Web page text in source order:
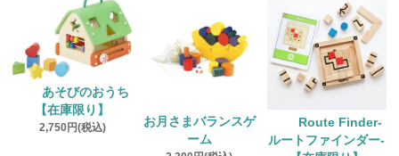
あそびのおうち
【在庫限り】
2,750円(税込)
お月さまバランスゲ
ーム
Route Finder‐
ルートファインダー‐